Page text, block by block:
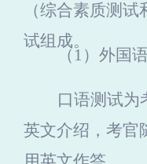
（综合素质测
试组成。
（1）外国
口语测试为
英文介绍，考官